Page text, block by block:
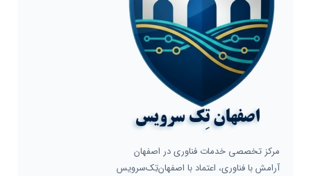
مرکز تخصصی خدمات فناوری در اصفهان
آرامش با فناوری، اعتماد با اصفهان‌تِک‌سرویس